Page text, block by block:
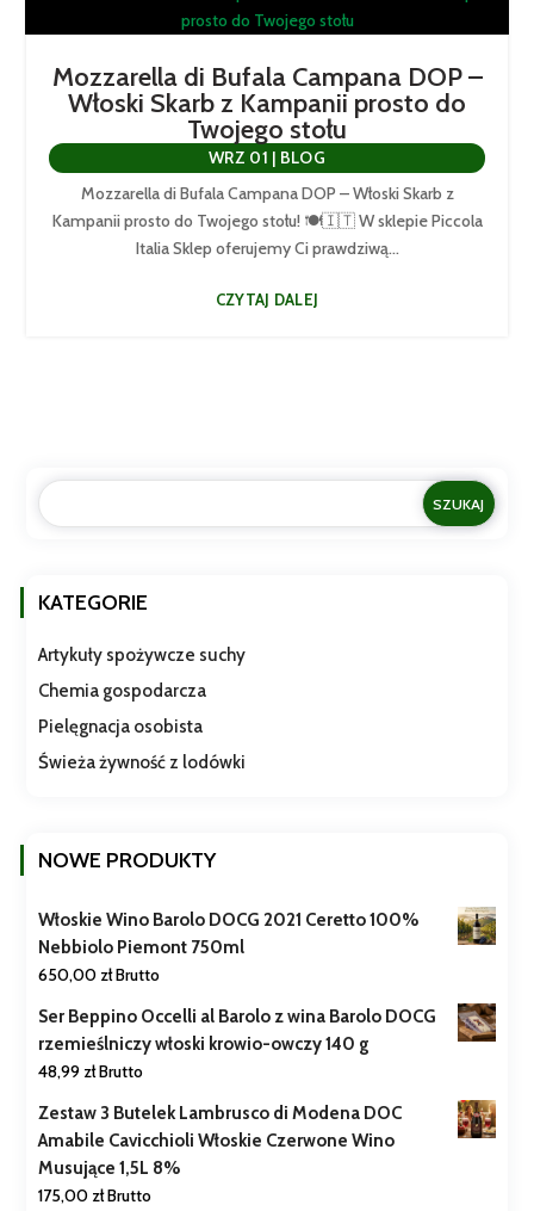
Mozzarella di Bufala Campana DOP –
Włoski Skarb z Kampanii prosto do
Twojego stołu
WRZ 01 | BLOG
Mozzarella di Bufala Campana DOP – Włoski Skarb z
Kampanii prosto do Twojego stołu! 🍽️🇮🇹 W sklepie Piccola
Italia Sklep oferujemy Ci prawdziwą...
CZYTAJ DALEJ
KATEGORIE
Artykuły spożywcze suchy
Chemia gospodarcza
Pielęgnacja osobista
Świeża żywność z lodówki
NOWE PRODUKTY
Włoskie Wino Barolo DOCG 2021 Ceretto 100%
Nebbiolo Piemont 750ml
650,00 złBrutto
Ser Beppino Occelli al Barolo z wina Barolo DOCG
rzemieślniczy włoski krowio-owczy 140 g
48,99 złBrutto
Zestaw 3 Butelek Lambrusco di Modena DOC
Amabile Cavicchioli Włoskie Czerwone Wino
Musujące 1,5L 8%
175,00 złBrutto